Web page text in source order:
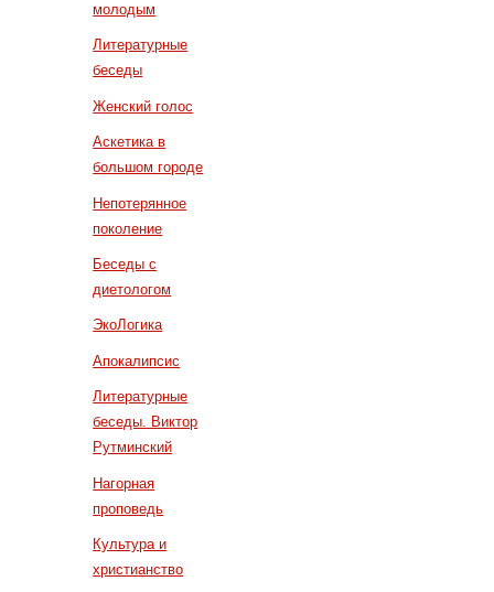
молодым
Литературные
беседы
Женский голос
Аскетика в
большом городе
Непотерянное
поколение
Беседы с
диетологом
ЭкоЛогика
Апокалипсис
Литературные
беседы. Виктор
Рутминский
Нагорная
проповедь
Культура и
христианство